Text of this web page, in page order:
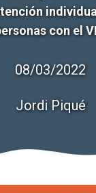
con el
08/03/2022
Jordi Piqué